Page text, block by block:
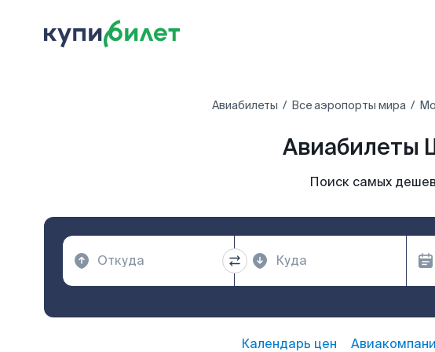
Авиабилеты Все аэропорты мира
Авиабилеты
Поиск самых
Календарь цен